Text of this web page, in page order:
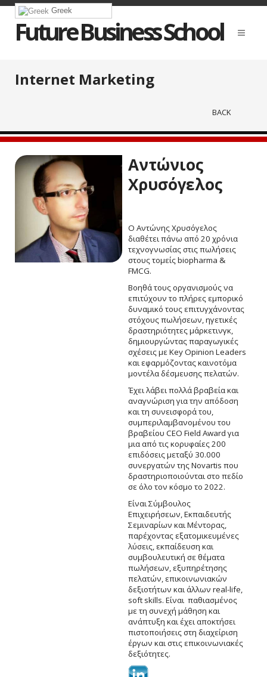
Greek
Future Business School
Internet Marketing
BACK
Αντώνιος
Χρυσόγελος
Ο Αντώνης Χρυσόγελος
διαθέτει πάνω από 20 χρόνια
τεχνογνωσίας στις πωλήσεις
στους τομείς biopharma &
FMCG.
Βοηθά τους οργανισμούς να
επιτύχουν το πλήρες εμπορικό
δυναμικό τους επιτυγχάνοντας
στόχους πωλήσεων, ηγετικές
δραστηριότητες μάρκετινγκ,
δημιουργώντας παραγωγικές
σχέσεις με Key Opinion Leaders
και εφαρμόζοντας καινοτόμα
μοντέλα δέσμευσης πελατών.
Έχει λάβει πολλά βραβεία και
αναγνώριση για την απόδοση
και τη συνεισφορά του,
συμπεριλαμβανομένου του
βραβείου CEO Field Award για
μια από τις κορυφαίες 200
επιδόσεις μεταξύ 30.000
συνεργατών της Novartis που
δραστηριοποιούνται στο πεδίο
σε όλο τον κόσμο το 2022.
Είναι Σύμβουλος
Επιχειρήσεων, Εκπαιδευτής
Σεμιναρίων και Μέντορας,
παρέχοντας εξατομικευμένες
λύσεις, εκπαίδευση και
συμβουλευτική σε θέματα
πωλήσεων, εξυπηρέτησης
πελατών, επικοινωνιακών
δεξιοτήτων και άλλων real-life,
soft skills. Είναι παθιασμένος
με τη συνεχή μάθηση και
ανάπτυξη και έχει αποκτήσει
πιστοποιήσεις στη διαχείριση
έργων και στις επικοινωνιακές
δεξιότητες.